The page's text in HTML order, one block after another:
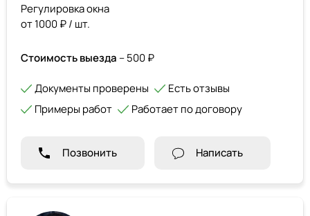
Регулировка окна
от 1000 ₽ / шт.
Стоимость выезда – 500 ₽
Документы проверены
Есть отзывы
Примеры работ
Работает по договору
Позвонить Написать